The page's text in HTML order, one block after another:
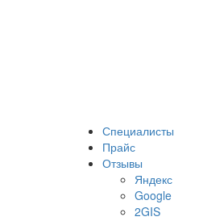
Специалисты
Прайс
Отзывы
Яндекс
Google
2GIS